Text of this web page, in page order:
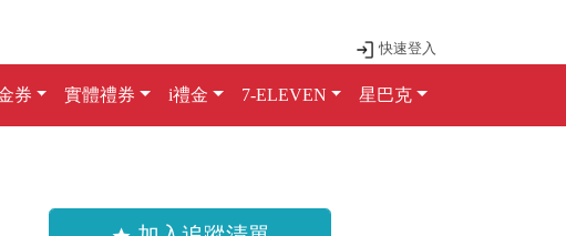
快速登入
券 實體禮券 i禮金 7-ELEVEN 星巴克